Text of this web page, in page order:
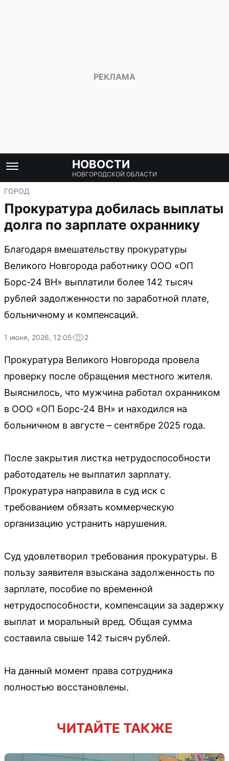
НОВОСТИ
НОВГОРОДСКОЙ ОБЛАСТИ
ГОРОД
Прокуратура добилась выплаты
долга по зарплате охраннику
Благодаря вмешательству прокуратуры
Великого Новгорода работнику ООО «ОП
Борс-24 ВН» выплатили более 142 тысяч
рублей задолженности по заработной плате,
больничному и компенсаций.
1 июня, 2026, 12:05 2
Прокуратура Великого Новгорода провела
проверку после обращения местного жителя.
Выяснилось, что мужчина работал охранником
в ООО «ОП Борс-24 ВН» и находился на
больничном в августе – сентябре 2025 года.
После закрытия листка нетрудоспособности
работодатель не выплатил зарплату.
Прокуратура направила в суд иск с
требованием обязать коммерческую
организацию устранить нарушения.
Суд удовлетворил требования прокуратуры. В
пользу заявителя взыскана задолженность по
зарплате, пособие по временной
нетрудоспособности, компенсации за задержку
выплат и моральный вред. Общая сумма
составила свыше 142 тысяч рублей.
На данный момент права сотрудника
полностью восстановлены.
ЧИТАЙТЕ ТАКЖЕ